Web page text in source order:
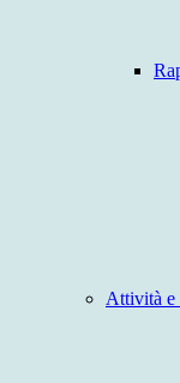
Attività e